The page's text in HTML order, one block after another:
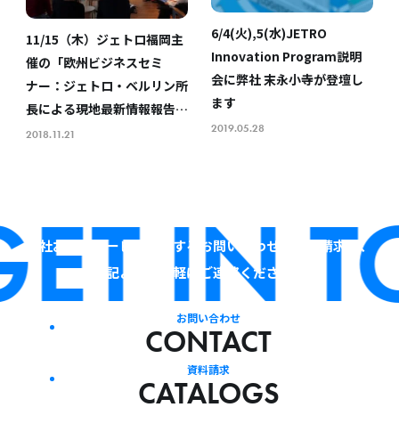
11/15（木）ジェトロ福岡主
催の「欧州ビジネスセミ
ナー：ジェトロ・ベルリン所
長による現地最新情報報告お
よびトークセッション」に末
2018.11.21
6/4(火),5(水)JETRO
Innovation Program説明
会に弊社 末永小寺が登壇し
ます
2019.05.28
当社およびサービスに関するお問い合わせ・資料請求は、
下記よりお気軽にご連絡ください。
お問い合わせ
CONTACT
資料請求
CATALOGS
IN